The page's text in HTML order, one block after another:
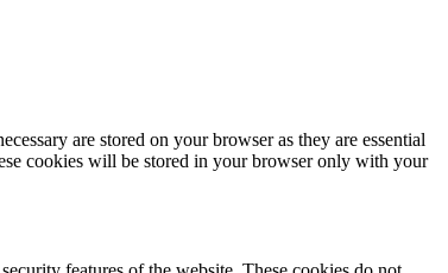
are stored on your browser as they are essential
cookies will be stored in your browser only with your